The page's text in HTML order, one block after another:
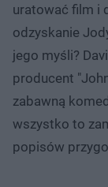
uratować film i
odzyskanie
jego myśli?
producent
zabawną
wszystko to
popisów